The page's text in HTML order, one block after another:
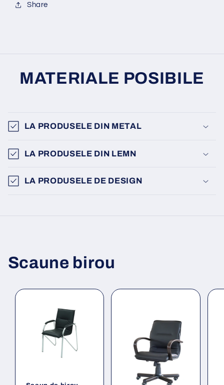
Share
MATERIALE POSIBILE
LA PRODUSELE DIN METAL
LA PRODUSELE DIN LEMN
LA PRODUSELE DE DESIGN
Scaune birou